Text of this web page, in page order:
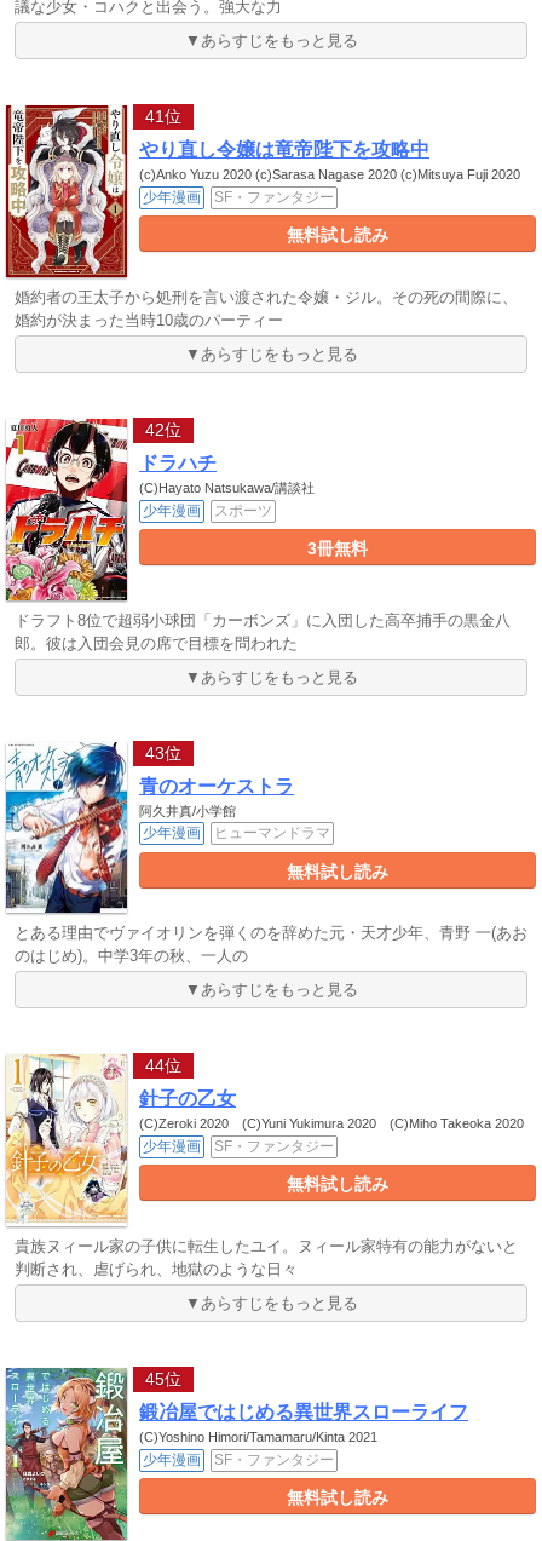
議な少女・コハクと出会う。強大な力
▼あらすじをもっと見る
41位
やり直し令嬢は竜帝陛下を攻略中
(c)Anko Yuzu 2020 (c)Sarasa Nagase 2020 (c)Mitsuya Fuji 2020
少年漫画 SF・ファンタジー
無料試し読み
婚約者の王太子から処刑を言い渡された令嬢・ジル。その死の間際に、
婚約が決まった当時10歳のパーティー
▼あらすじをもっと見る
42位
ドラハチ
(C)Hayato Natsukawa/講談社
少年漫画 スポーツ
3冊無料
ドラフト8位で超弱小球団「カーボンズ」に入団した高卒捕手の黒金八
郎。彼は入団会見の席で目標を問われた
▼あらすじをもっと見る
43位
青のオーケストラ
阿久井真/小学館
少年漫画 ヒューマンドラマ
無料試し読み
とある理由でヴァイオリンを弾くのを辞めた元・天才少年、青野 一(あお
のはじめ)。中学3年の秋、一人の
▼あらすじをもっと見る
44位
針子の乙女
(C)Zeroki 2020 (C)Yuni Yukimura 2020 (C)Miho Takeoka 2020
少年漫画 SF・ファンタジー
無料試し読み
貴族ヌィール家の子供に転生したユイ。ヌィール家特有の能力がないと
判断され、虐げられ、地獄のような日々
▼あらすじをもっと見る
45位
鍛冶屋ではじめる異世界スローライフ
(C)Yoshino Himori/Tamamaru/Kinta 2021
少年漫画 SF・ファンタジー
無料試し読み